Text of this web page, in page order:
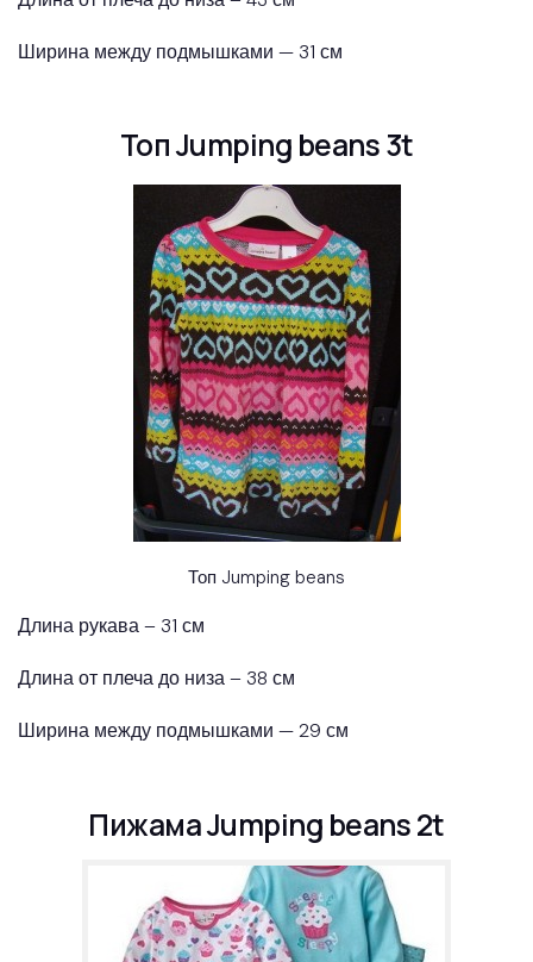
Ширина между подмышками — 31 см
Топ Jumping beans 3t
Топ Jumping beans
Длина рукава – 31 см
Длина от плеча до низа – 38 см
Ширина между подмышками — 29 см
Пижама Jumping beans 2t